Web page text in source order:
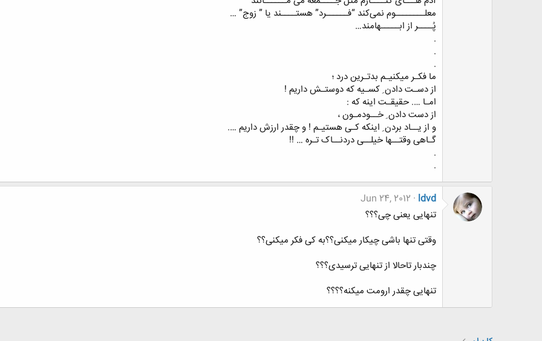
معلــــــــوم نمی‌کند “فــــــرد” هستــــند یا ” زوج” …
پُــــر از ابـــــهامند…
.
.
.
ما فکـر میکنیـم بدتـرین درد ؛
از دسـت دادن ِ کسـیه که دوستـش داریم !
امـا …. حقیقـت اینه که :
از دست دادن ِ خــودمـون ،
و از یــاد بردن ِ اینکه کـی هستیـم ! و چقدر ارزش داریم ….
گـاهی وقتــها خیلــی دردنــاک تـره … !!
.
.
ldvd
Jun 24, 2012
تنهایی یعنی چی؟؟؟
وقتی تنها باشی چیکار میکنی؟؟به کی فکر میکنی؟؟
چندبار تاحالا از تنهایی ترسیدی؟؟؟
تنهایی چقدر ارومت میکنه؟؟؟؟